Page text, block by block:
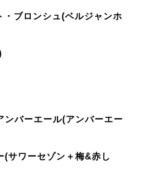
ブロンシュ(ベルジャンホ
バーエール(アンバーエー
サワーセゾン＋梅&赤し